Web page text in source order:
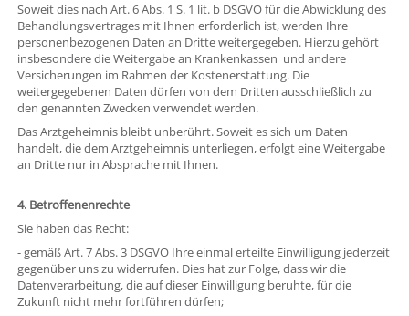
Soweit dies nach Art. 6 Abs. 1 S. 1 lit. b DSGVO für die Abwicklung des
Behandlungsvertrages mit Ihnen erforderlich ist, werden Ihre
personenbezogenen Daten an Dritte weitergegeben. Hierzu gehört
insbesondere die Weitergabe an Krankenkassen und andere
Versicherungen im Rahmen der Kostenerstattung. Die
weitergegebenen Daten dürfen von dem Dritten ausschließlich zu
den genannten Zwecken verwendet werden.
Das Arztgeheimnis bleibt unberührt. Soweit es sich um Daten
handelt, die dem Arztgeheimnis unterliegen, erfolgt eine Weitergabe
an Dritte nur in Absprache mit Ihnen.
4. Betroffenenrechte
Sie haben das Recht:
- gemäß Art. 7 Abs. 3 DSGVO Ihre einmal erteilte Einwilligung jederzeit
gegenüber uns zu widerrufen. Dies hat zur Folge, dass wir die
Datenverarbeitung, die auf dieser Einwilligung beruhte, für die
Zukunft nicht mehr fortführen dürfen;